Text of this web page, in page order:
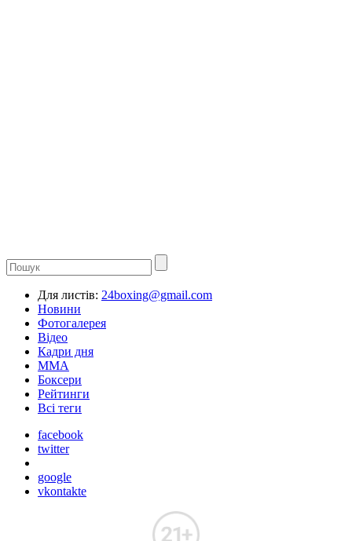
Для листів: 24boxing@gmail.com
Новини
Фотогалерея
Відео
Кадри дня
ММА
Боксери
Рейтинги
Всі теги
facebook
twitter
google
vkontakte